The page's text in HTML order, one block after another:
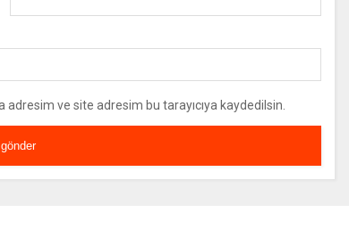
adresim ve site adresim bu tarayıcıya kaydedilsin.